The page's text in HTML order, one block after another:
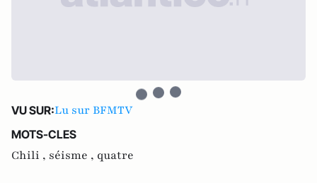
VU SUR:Lu sur BFMTV
MOTS-CLES
Chili , séisme , quatre